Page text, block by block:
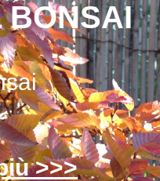
BONSAI
>>>